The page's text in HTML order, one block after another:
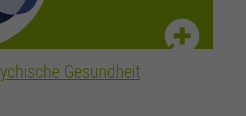
Gesundheit